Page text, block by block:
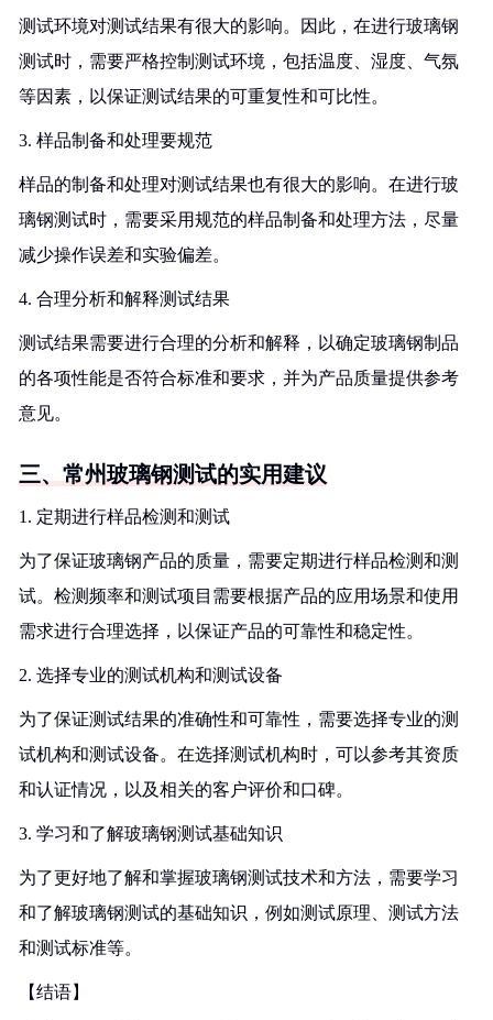
测试环境对测试结果有很大的影响。因此，在进行玻璃钢
测试时，需要严格控制测试环境，包括温度、湿度、气氛
等因素，以保证测试结果的可重复性和可比性。
3. 样品制备和处理要规范
样品的制备和处理对测试结果也有很大的影响。在进行玻
璃钢测试时，需要采用规范的样品制备和处理方法，尽量
减少操作误差和实验偏差。
4. 合理分析和解释测试结果
测试结果需要进行合理的分析和解释，以确定玻璃钢制品
的各项性能是否符合标准和要求，并为产品质量提供参考
意见。
三、常州玻璃钢测试的实用建议
1. 定期进行样品检测和测试
为了保证玻璃钢产品的质量，需要定期进行样品检测和测
试。检测频率和测试项目需要根据产品的应用场景和使用
需求进行合理选择，以保证产品的可靠性和稳定性。
2. 选择专业的测试机构和测试设备
为了保证测试结果的准确性和可靠性，需要选择专业的测
试机构和测试设备。在选择测试机构时，可以参考其资质
和认证情况，以及相关的客户评价和口碑。
3. 学习和了解玻璃钢测试基础知识
为了更好地了解和掌握玻璃钢测试技术和方法，需要学习
和了解玻璃钢测试的基础知识，例如测试原理、测试方法
和测试标准等。
【结语】